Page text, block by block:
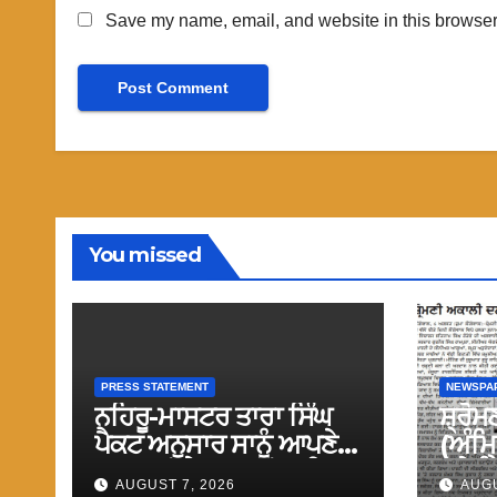
Save my name, email, and website in this
You missed
PRESS STATEMENT
ਨਹਿਰੂ-ਮਾਸਟਰ ਤਾਰਾ ਸਿੰਘ
ਪੈਕਟ ਅਨੁਸਾਰ ਸਾਨੂੰ ਆਪਣੇ
ਗੁਰਧਾਮਾਂ ਦੇ ਦਰਸ਼ਨਾਂ ਲਈ
AUGUST 7, 2026